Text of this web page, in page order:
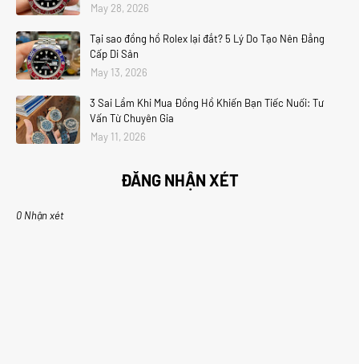
May 28, 2026
Tại sao đồng hồ Rolex lại đắt? 5 Lý Do Tạo Nên Đẳng
Cấp Di Sản
May 13, 2026
3 Sai Lầm Khi Mua Đồng Hồ Khiến Bạn Tiếc Nuối: Tư
Vấn Từ Chuyên Gia
May 11, 2026
ĐĂNG NHẬN XÉT
0 Nhận xét